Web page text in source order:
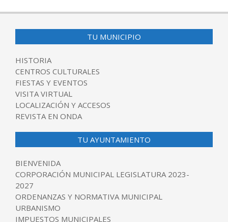
09-
TU MUNICIPIO
HISTORIA
CENTROS CULTURALES
FIESTAS Y EVENTOS
VISITA VIRTUAL
LOCALIZACIÓN Y ACCESOS
REVISTA EN ONDA
TU AYUNTAMIENTO
BIENVENIDA
CORPORACIÓN MUNICIPAL LEGISLATURA 2023-
2027
ORDENANZAS Y NORMATIVA MUNICIPAL
URBANISMO
IMPUESTOS MUNICIPALES